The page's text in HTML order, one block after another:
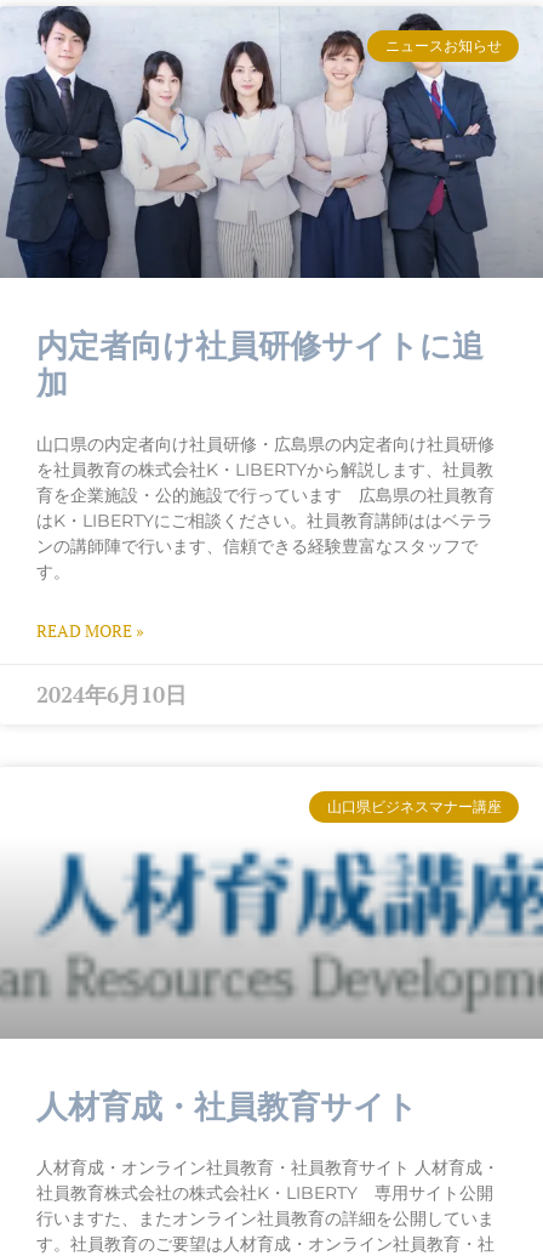
ニュースお知らせ
内定者向け社員研修サイトに追
加
山口県の内定者向け社員研修・広島県の内定者向け社員研修
を社員教育の株式会社K・LIBERTYから解説します、社員教
育を企業施設・公的施設で行っています 広島県の社員教育
はK・LIBERTYにご相談ください。社員教育講師ははベテラ
ンの講師陣で行います、信頼できる経験豊富なスタッフで
す。
READ MORE »
2024年6月10日
山口県ビジネスマナー講座
人材育成・社員教育サイト
人材育成・オンライン社員教育・社員教育サイト 人材育成・
社員教育株式会社の株式会社K・LIBERTY 専用サイト公開
行いますた、またオンライン社員教育の詳細を公開していま
す。社員教育のご要望は人材育成・オンライン社員教育・社